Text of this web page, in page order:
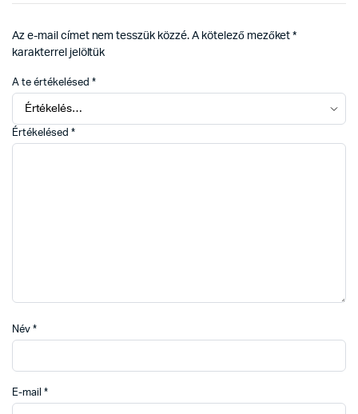
Az e-mail címet nem tesszük közzé. A kötelező mezőket*
karakterrel jelöltük
A te értékelésed *
Értékelésed *
Név *
E-mail *